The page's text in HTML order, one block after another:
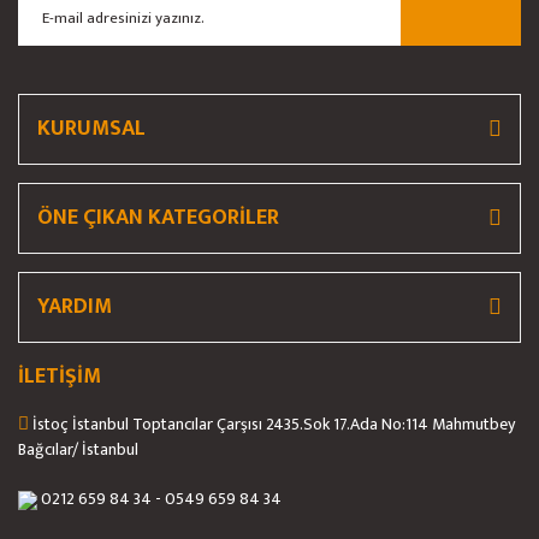
Ürün bilgilerinde hatalar bulunuyor.
Ürün fiyatı diğer sitelerden daha pahalı.
KURUMSAL
ÖNE ÇIKAN KATEGORİLER
YARDIM
İLETİŞİM
İstoç İstanbul Toptancılar Çarşısı 2435.Sok 17.Ada No:114 Mahmutbey
Bağcılar/ İstanbul
0212 659 84 34 - 0549 659 84 34